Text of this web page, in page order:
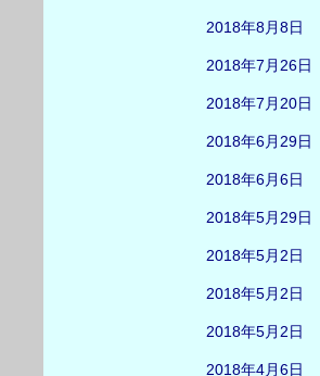
2018年8月8日
2018年7月26日
2018年7月20日
2018年6月29日
2018年6月6日
2018年5月29日
2018年5月2日
2018年5月2日
2018年5月2日
2018年4月6日